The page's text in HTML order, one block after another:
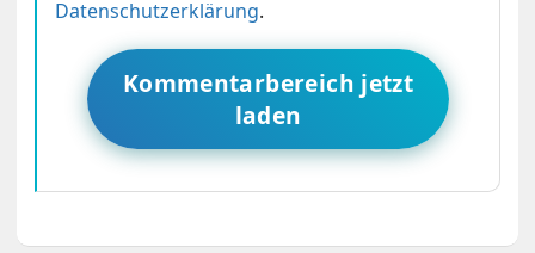
Datenschutzerklärung.
Kommentarbereich jetzt
laden